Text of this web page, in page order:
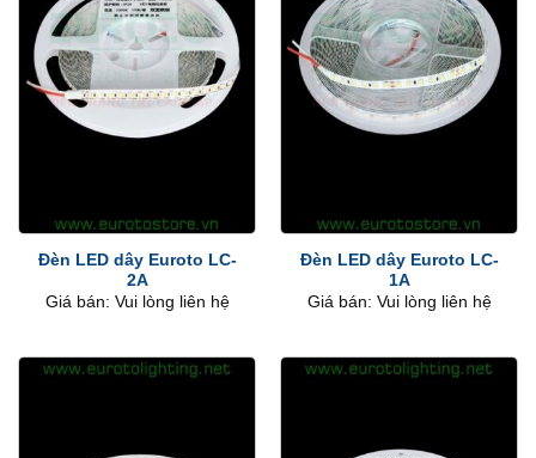
Đèn LED dây Euroto LC-
2A
Giá bán: Vui lòng liên hệ
Đèn LED dây Euroto LC-
1A
Giá bán: Vui lòng liên hệ